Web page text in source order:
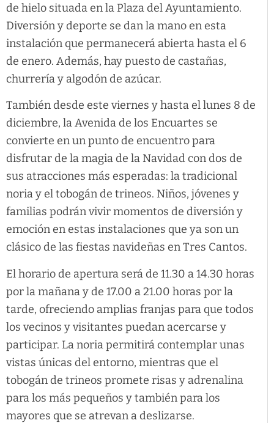
de hielo situada en la Plaza del Ayuntamiento.
Diversión y deporte se dan la mano en esta
instalación que permanecerá abierta hasta el 6
de enero. Además, hay puesto de castañas,
churrería y algodón de azúcar.
También desde este viernes y hasta el lunes 8 de
diciembre, la Avenida de los Encuartes se
convierte en un punto de encuentro para
disfrutar de la magia de la Navidad con dos de
sus atracciones más esperadas: la tradicional
noria y el tobogán de trineos. Niños, jóvenes y
familias podrán vivir momentos de diversión y
emoción en estas instalaciones que ya son un
clásico de las fiestas navideñas en Tres Cantos.
El horario de apertura será de 11.30 a 14.30 horas
por la mañana y de 17.00 a 21.00 horas por la
tarde, ofreciendo amplias franjas para que todos
los vecinos y visitantes puedan acercarse y
participar. La noria permitirá contemplar unas
vistas únicas del entorno, mientras que el
tobogán de trineos promete risas y adrenalina
para los más pequeños y también para los
mayores que se atrevan a deslizarse.